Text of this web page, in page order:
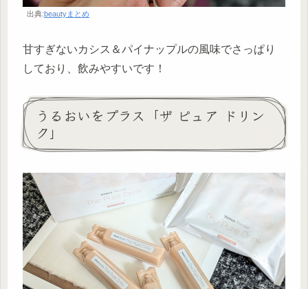
出典:beautyまとめ
甘すぎないカシス＆パイナップルの風味でさっぱり
しており、飲みやすいです！
うるおいをプラス「ザ ピュア ドリン
ク」